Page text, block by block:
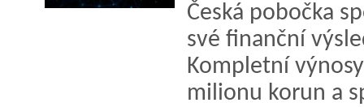
Česká pobočka
své finanční
Kompletní
milionu korun a